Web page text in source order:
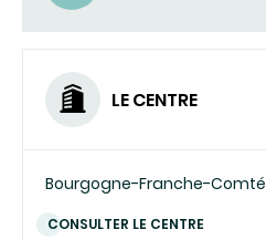
LE CENTRE
Bourgogne-Franche-Comté
CONSULTER LE CENTRE